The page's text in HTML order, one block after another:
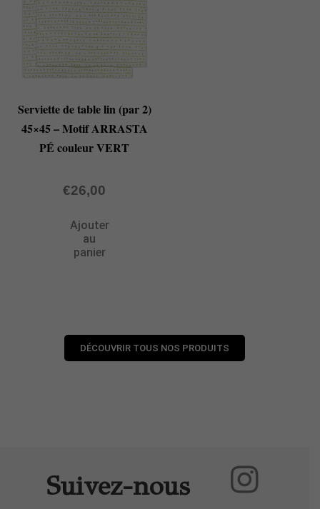
Serviette de table lin (par 2)
45×45 – Motif ARRASTA
PÉ couleur VERT
€26,00
Ajouter
au
panier
DÉCOUVRIR TOUS NOS PRODUITS
Suivez-nous